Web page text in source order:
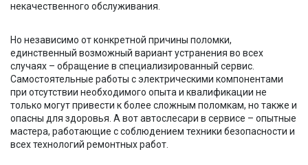
некачественного обслуживания.
Но независимо от конкретной причины поломки,
единственный возможный вариант устранения во всех
случаях – обращение в специализированный сервис.
Самостоятельные работы с электрическими компонентами
при отсутствии необходимого опыта и квалификации не
только могут привести к более сложным поломкам, но также и
опасны для здоровья. А вот автослесари в сервисе – опытные
мастера, работающие с соблюдением техники безопасности и
всех технологий ремонтных работ.